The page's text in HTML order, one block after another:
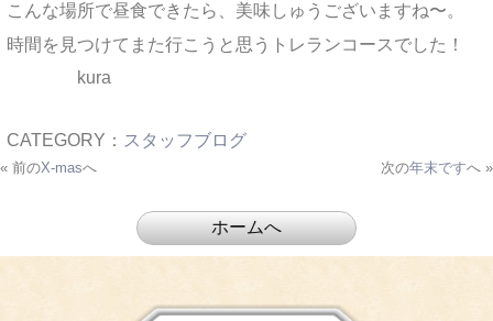
こんな場所で昼食できたら、美味しゅうございますね〜。
時間を見つけてまた行こうと思うトレランコースでした！
kura
CATEGORY： スタッフブログ
« 前のX-masへ 次の年末ですへ »